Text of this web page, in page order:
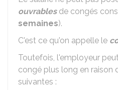
ouvrables de congés
semaines).
C'est ce qu'on appelle le
Toutefois, l'employeur
congé plus long en raison
suivantes :